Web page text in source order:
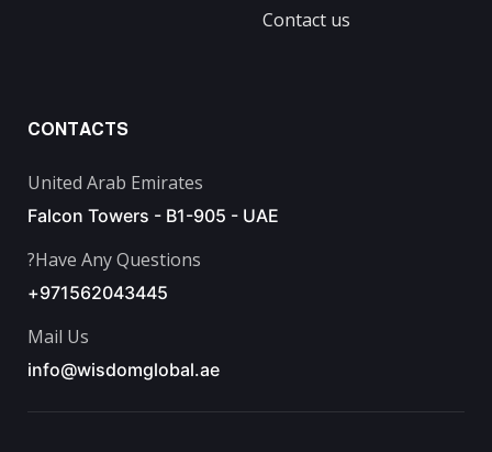
Contact us
CONTACTS
United Arab Emirates
Falcon Towers - B1-905 - UAE
Have Any Questions?
971562043445⁩+
Mail Us
info@wisdomglobal.ae